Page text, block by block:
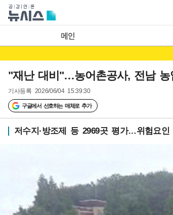
메인
"재난 대비"…농어촌공사, 전남 농
기사등록 2026/06/04 15:39:30
구글에서 선호하는 매체로 추가
저수지·방조제 등 2969곳 평가…위험요인